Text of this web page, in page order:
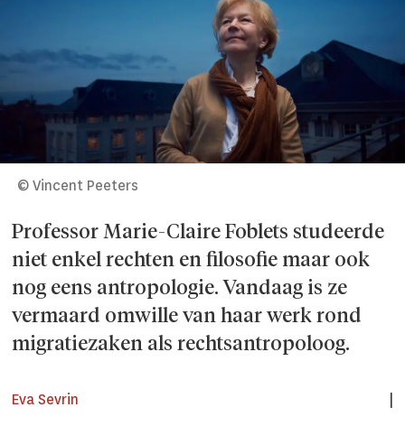
© Vincent Peeters
Professor Marie-Claire Foblets studeerde
niet enkel rechten en filosofie maar ook
nog eens antropologie. Vandaag is ze
vermaard omwille van haar werk rond
migratiezaken als rechtsantropoloog.
Eva Sevrin